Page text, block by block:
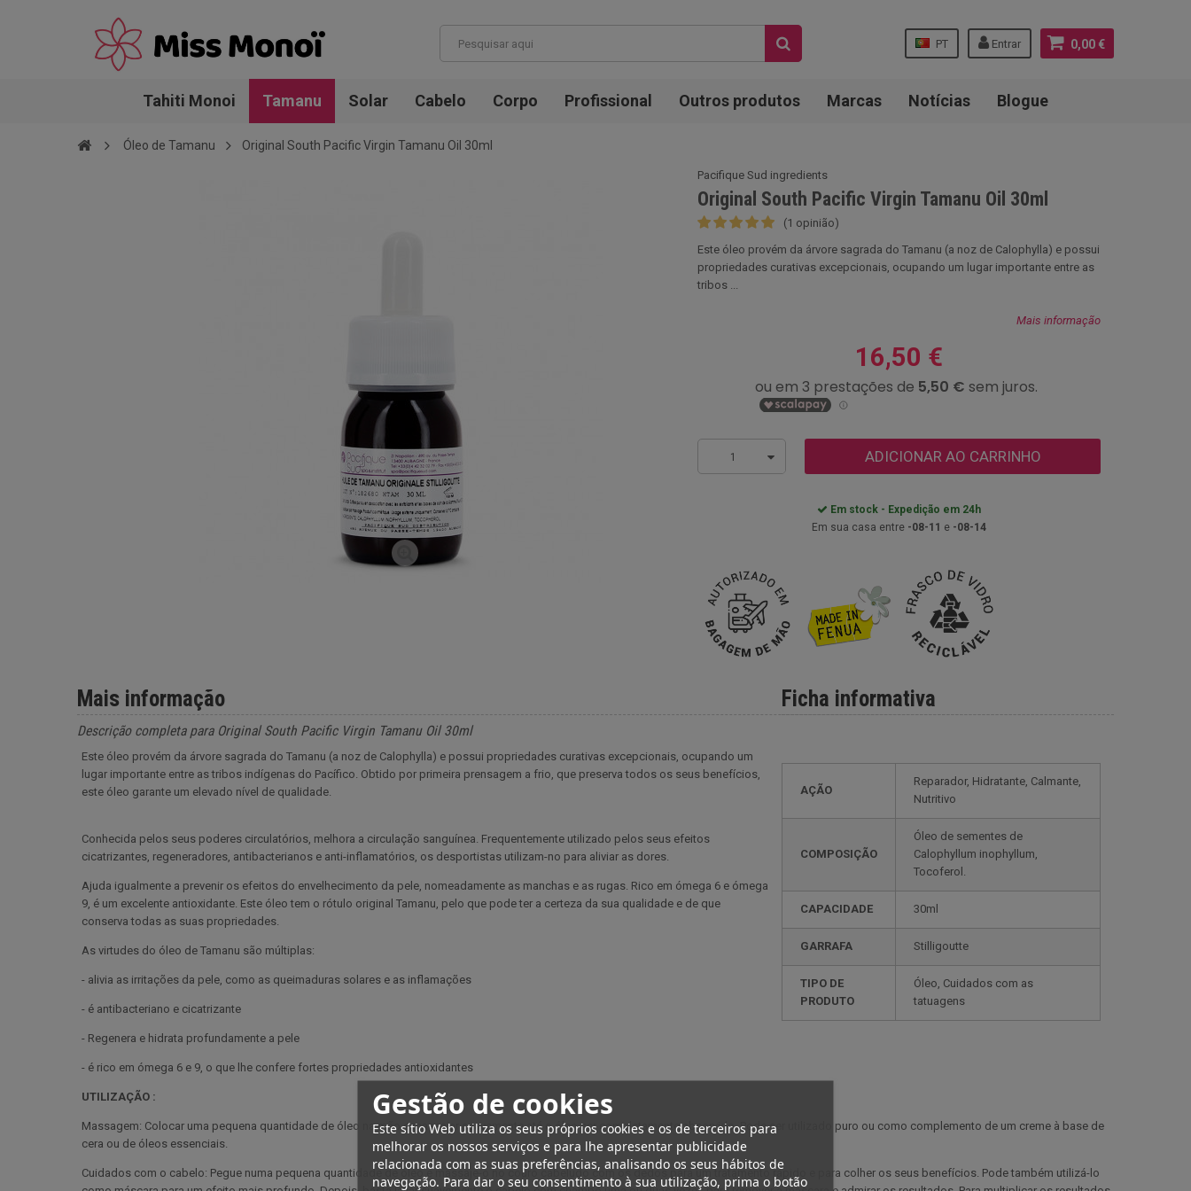
0,00 €
Entrar
PT
Gestão de cookies
Este sítio Web utiliza os seus próprios cookies e os de terceiros para
melhorar os nossos serviços e para lhe apresentar publicidade
relacionada com as suas preferências, analisando os seus hábitos de
navegação. Para dar o seu consentimento à sua utilização, prima o botão
Tahiti Monoi Tamanu Solar Cabelo Corpo Profissional Outros produtos Marcas Notícias Blogue
Óleo de Tamanu Original South Pacific Virgin Tamanu Oil 30ml
Pacifique Sud ingredients
Original South Pacific Virgin Tamanu Oil 30ml
(1 opinião)
Este óleo provém da árvore sagrada do Tamanu (a noz de Calophylla) e possui
propriedades curativas excepcionais, ocupando um lugar importante entre as
tribos ...
Mais informação
16,50 €
1 ADICIONAR AO CARRINHO
Em stock - Expedição em 24h
Em sua casa entre -08-11 e -08-14
Ficha informativa
AÇÃO
Reparador, Hidratante, Calmante,
Nutritivo
COMPOSIÇÃO
Óleo de sementes de
Calophyllum inophyllum,
Tocoferol.
CAPACIDADE 30ml
GARRAFA Stilligoutte
TIPO DE
PRODUTO
Óleo, Cuidados com as
tatuagens
Mais informação
Descrição completa para Original South Pacific Virgin Tamanu Oil 30ml
Este óleo provém da árvore sagrada do Tamanu (a noz de Calophylla) e possui propriedades curativas excepcionais, ocupando um
lugar importante entre as tribos indígenas do Pacífico. Obtido por primeira prensagem a frio, que preserva todos os seus benefícios,
este óleo garante um elevado nível de qualidade.
Conhecida pelos seus poderes circulatórios, melhora a circulação sanguínea. Frequentemente utilizado pelos seus efeitos
cicatrizantes, regeneradores, antibacterianos e anti-inflamatórios, os desportistas utilizam-no para aliviar as dores.
Ajuda igualmente a prevenir os efeitos do envelhecimento da pele, nomeadamente as manchas e as rugas. Rico em ómega 6 e ómega
9, é um excelente antioxidante. Este óleo tem o rótulo original Tamanu, pelo que pode ter a certeza da sua qualidade e de que
conserva todas as suas propriedades.
As virtudes do óleo de Tamanu são múltiplas:
- alivia as irritações da pele, como as queimaduras solares e as inflamações
- é antibacteriano e cicatrizante
- Regenera e hidrata profundamente a pele
- é rico em ómega 6 e 9, o que lhe confere fortes propriedades antioxidantes
UTILIZAÇÃO :
Massagem: Colocar uma pequena quantidade de óleo na mão e massajar suavemente até o óleo ser completamente absorvido. Pode ser utilizado puro ou como complemento de um creme à base de
cera ou de óleos essenciais.
Cuidados com o cabelo: Pegue numa pequena quantidade de óleo e massaje-o no couro cabeludo com os dedos para um tratamento rápido e para colher os seus benefícios. Pode também utilizá-lo